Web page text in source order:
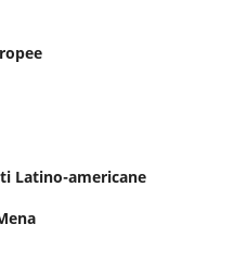
Latino-americane